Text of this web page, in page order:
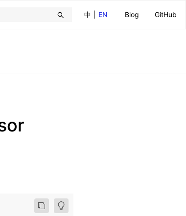
中
EN Blog GitHub